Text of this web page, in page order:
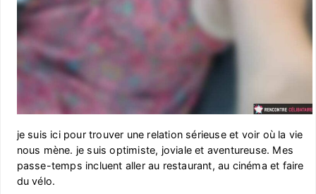
je suis ici pour trouver une relation sérieuse et voir où la vie
nous mène. je suis optimiste, joviale et aventureuse. Mes
passe-temps incluent aller au restaurant, au cinéma et faire
du vélo.